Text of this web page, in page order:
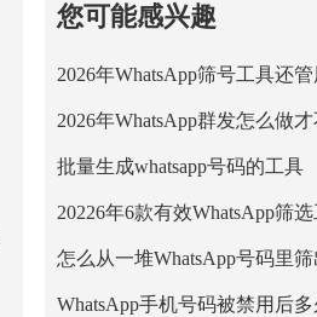
您可能感兴趣
2026年WhatsApp筛号工具还管
批量生成whatsapp号码的工具